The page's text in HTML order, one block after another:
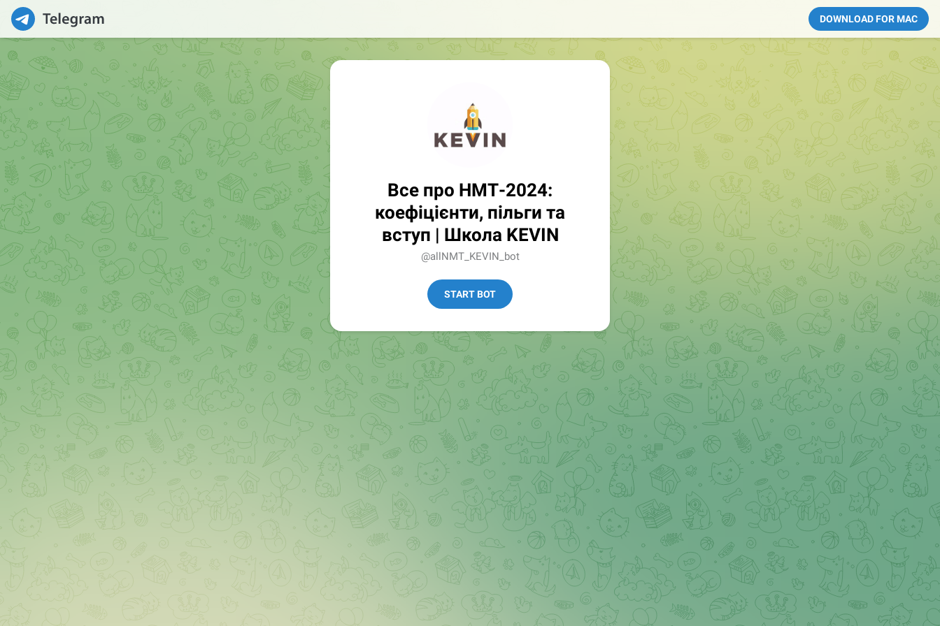
DOWNLOAD FOR MAC
Все про НМТ-2024:
коефіцієнти, пільги та
вступ | Школа KEVIN
@allNMT_KEVIN_bot
START BOT